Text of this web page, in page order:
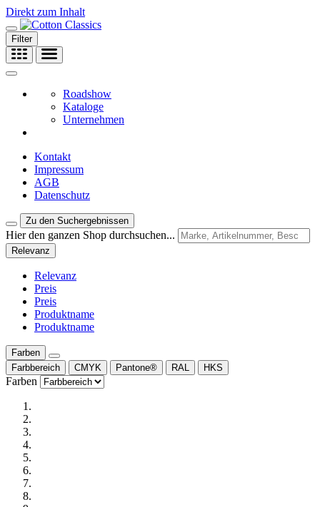
Direkt zum Inhalt
Filter
Roadshow
Kataloge
Unternehmen
Kontakt
Impressum
AGB
Datenschutz
Zu den Suchergebnissen
Hier den ganzen Shop durchsuchen...
Relevanz
Relevanz
Preis
Preis
Produktname
Produktname
Farben
Farbbereich
CMYK Pantone® RAL HKS
Farben